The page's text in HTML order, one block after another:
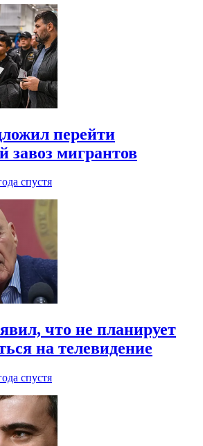
перейти
завоз мигрантов
спустя
что не планирует
на телевидение
спустя